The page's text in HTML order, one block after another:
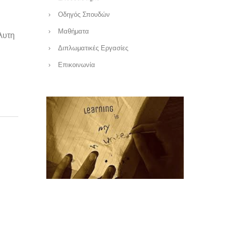
Οδηγός Σπουδών
Μαθήματα
Διπλωματικές Εργασίες
Επικοινωνία